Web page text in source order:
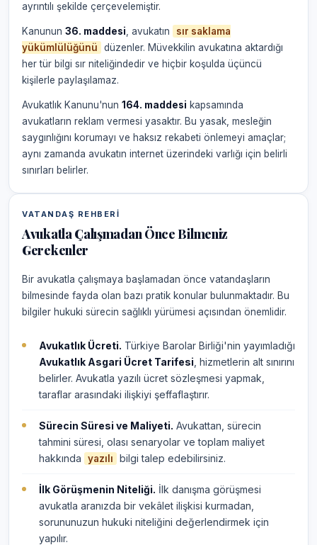
ayrıntılı şekilde çerçevelemiştir.
Kanunun 36. maddesi , avukatın
sır saklama
yükümlülüğünü
düzenler. Müvekkilin avukatına aktardığı
her tür bilgi sır niteliğindedir ve hiçbir koşulda üçüncü
kişilerle paylaşılamaz.
Avukatlık Kanunu'nun 164. maddesi kapsamında
avukatların reklam vermesi yasaktır. Bu yasak, mesleğin
saygınlığını korumayı ve haksız rekabeti önlemeyi amaçlar;
aynı zamanda avukatın internet üzerindeki varlığı için belirli
sınırları belirler.
VATANDAŞ REHBERI
Avukatla Çalışmadan Önce Bilmeniz
Gerekenler
Bir avukatla çalışmaya başlamadan önce vatandaşların
bilmesinde fayda olan bazı pratik konular bulunmaktadır. Bu
bilgiler hukuki sürecin sağlıklı yürümesi açısından önemlidir.
Avukatlık Ücreti. Türkiye Barolar Birliği'nin yayımladığı
Avukatlık Asgari Ücret Tarifesi , hizmetlerin alt sınırını
belirler. Avukatla yazılı ücret sözleşmesi yapmak,
taraflar arasındaki ilişkiyi şeffaflaştırır.
Sürecin Süresi ve Maliyeti. Avukattan, sürecin
tahmini süresi, olası senaryolar ve toplam maliyet
hakkında
yazılı bilgi talep edebilirsiniz.
İlk Görüşmenin Niteliği. İlk danışma görüşmesi
avukatla aranızda bir vekâlet ilişkisi kurmadan,
sorununuzun hukuki niteliğini değerlendirmek için
yapılır.